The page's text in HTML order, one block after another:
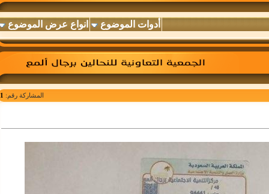
أدوات الموضوع انواع عرض الموضوع
المشاركة رقم: 1